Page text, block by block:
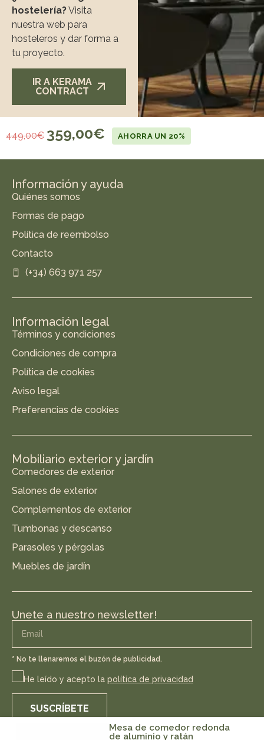
Mesa de comedor redonda
de aluminio y ratán
hostelería?Visita
nuestra web para
hosteleros y dar forma a
tu proyecto.
IR A KERAMA
CONTRACT
449,00€ 359,00€ AHORRA UN 20%
Información y ayuda
Quiénes somos
Formas de pago
Política de reembolso
Contacto
(+34) 663 971 257
Información legal
Términos y condiciones
Condiciones de compra
Política de cookies
Aviso legal
Preferencias de cookies
Mobiliario exterior y jardín
Comedores de exterior
Salones de exterior
Complementos de exterior
Tumbonas y descanso
Parasoles y pérgolas
Muebles de jardín
Unete a nuestro newsletter!
* No te llenaremos el buzón de publicidad.
He leído y acepto la política de privacidad
SUSCRÍBETE